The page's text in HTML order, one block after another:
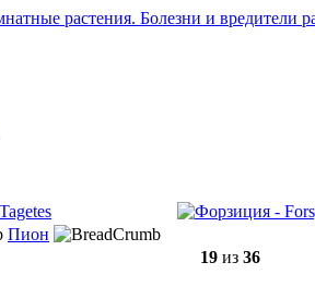
Пион
19 из 36